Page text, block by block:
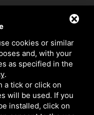
cookies or similar
and, with your
as specified in the
.
a tick or click on
will be used. If you
installed, click on